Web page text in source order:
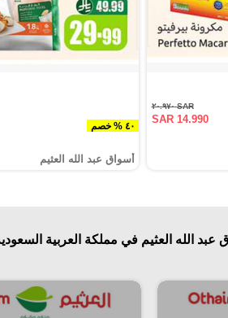
SAR ٢٠.٩٧٠
SAR 14.990
٤٠ % خصم
أسواق عبد الله العثيم
الله العثيم في مملكة العربية